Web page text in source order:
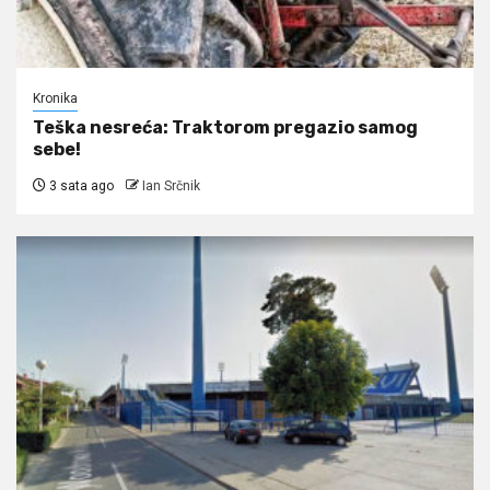
Kronika
Teška nesreća: Traktorom pregazio samog
sebe!
3 sata ago Ian Srčnik